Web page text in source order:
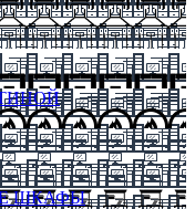
ШКАФЫ